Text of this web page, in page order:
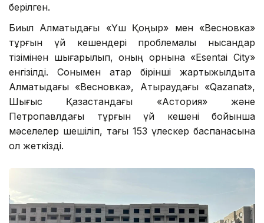
берілген.
Биыл Алматыдағы «Үш Қоңыр» мен «Весновка»
тұрғын үй кешендері проблемалы нысандар
тізімінен шығарылып, оның орнына «Esentai City»
енгізілді. Сонымен қатар бірінші жартыжылдықта
Алматыдағы «Весновка», Атыраудағы «Qazanat»,
Шығыс Қазақстандағы «Астория» және
Петропавлдағы тұрғын үй кешені бойынша
мәселелер шешіліп, тағы 153 үлескер баспанасына
қол жеткізді.